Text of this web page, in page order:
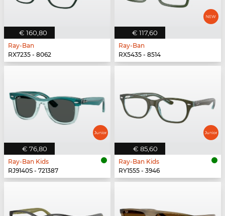
€ 160,80
Ray-Ban
RX7235 - 8062
€ 117,60
Ray-Ban
RX5435 - 8514
€ 76,80
Ray-Ban Kids
RJ9140S - 721387
€ 85,60
Ray-Ban Kids
RY1555 - 3946